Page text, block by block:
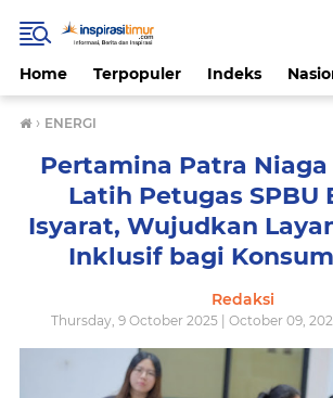
Home Terpopuler Indeks
› ENERGI
Pertamina Patra
Latih Petugas SPBU
Isyarat, Wujudkan
Inklusif bagi
Redaksi
Thursday, 9 October 2025 | October 09,